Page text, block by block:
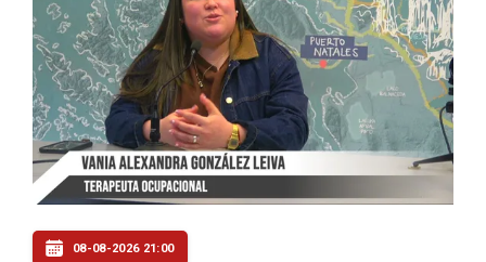
08-08-2026 21:00